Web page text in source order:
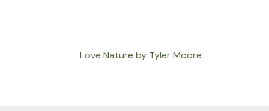
Love Nature by Tyler Moore